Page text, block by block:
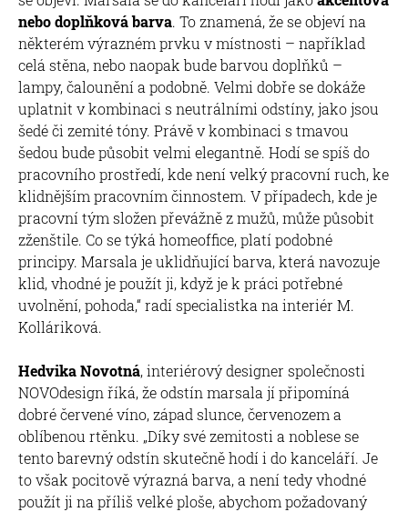
nebo doplňková barva. To znamená, že se objeví na
některém výrazném prvku v místnosti – například
celá stěna, nebo naopak bude barvou doplňků –
lampy, čalounění a podobně. Velmi dobře se dokáže
uplatnit v kombinaci s neutrálními odstíny, jako jsou
šedé či zemité tóny. Právě v kombinaci s tmavou
šedou bude působit velmi elegantně. Hodí se spíš do
pracovního prostředí, kde není velký pracovní ruch, ke
klidnějším pracovním činnostem. V případech, kde je
pracovní tým složen převážně z mužů, může působit
zženštile. Co se týká homeoffice, platí podobné
principy. Marsala je uklidňující barva, která navozuje
klid, vhodné je použít ji, když je k práci potřebné
uvolnění, pohoda,“ radí specialistka na interiér M.
Kolláriková.
Hedvika Novotná, interiérový designer společnosti
NOVOdesign říká, že odstín marsala jí připomíná
dobré červené víno, západ slunce, červenozem a
oblíbenou rtěnku. „Díky své zemitosti a noblese se
tento barevný odstín skutečně hodí i do kanceláří. Je
to však pocitově výrazná barva, a není tedy vhodné
použít ji na příliš velké ploše, abychom požadovaný